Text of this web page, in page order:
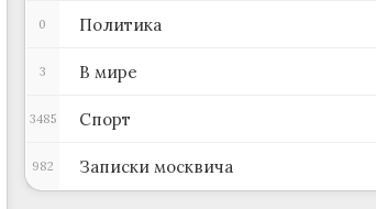
Политика
0
В мире
3
Спорт
3485
Записки москвича
982